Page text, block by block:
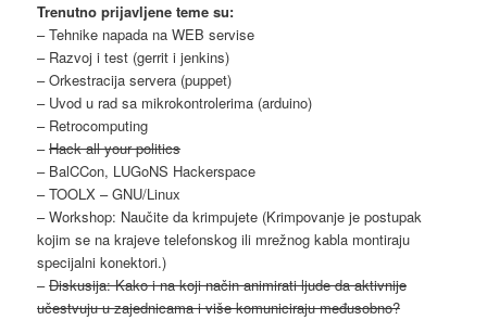
Trenutno prijavljene teme su:
– Tehnike napada na WEB servise
– Razvoj i test (gerrit i jenkins)
– Orkestracija servera (puppet)
– Uvod u rad sa mikrokontrolerima (arduino)
– Retrocomputing
–Hack all your politics
– BalCCon, LUGoNS Hackerspace
– TOOLX – GNU/Linux
– Workshop: Naučite da krimpujete (Krimpovanje je postupak
kojim se na krajeve telefonskog ili mrežnog kabla montiraju
specijalni konektori.)
–Diskusija: Kako i na koji način animirati ljude da aktivnije
učestvuju u zajednicama i više komuniciraju međusobno?